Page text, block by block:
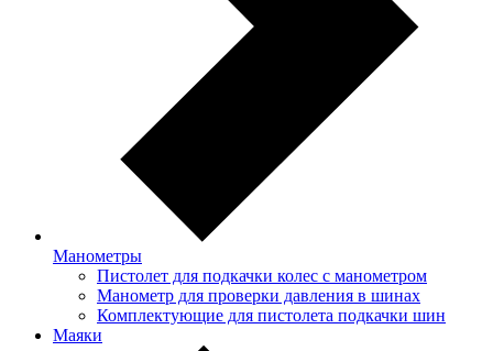
Манометры
Пистолет для подкачки колес с манометром
Манометр для проверки давления в шинах
Комплектующие для пистолета подкачки шин
Маяки